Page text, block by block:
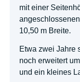
mit einer
10,50 m Breite.
Etwa zwei Jahre
noch erweitert
und ein kleines